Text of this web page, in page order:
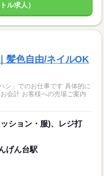
ル求人）
髪色自由/ネイルOK
シ」でのお仕事です 具体的に
会計 お客様への売場ご案内
ション・服)、レジ打
げん台駅